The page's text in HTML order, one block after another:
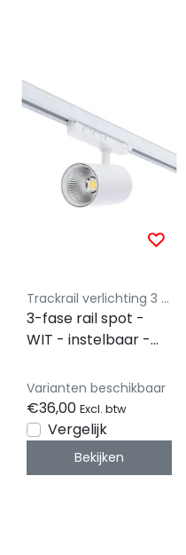
Trackrail verlichting 3 fase Luksus - Budget vriendelijke railverlichting
3-fase rail spot -
WIT - instelbaar -
ROSA -
2700/3000/4000K
Varianten beschikbaar
€36,00 Excl. btw
Vergelijk
Bekijken